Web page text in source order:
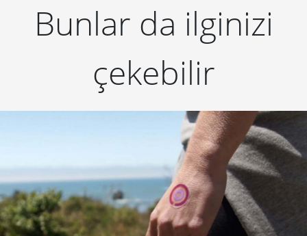
Bunlar da ilginizi
çekebilir